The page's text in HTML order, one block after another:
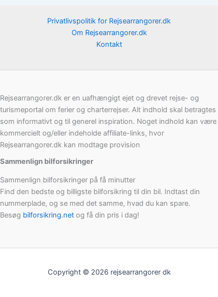
Privatlivspolitik for Rejsearrangorer.dk
Om Rejsearrangorer.dk
Kontakt
Rejsearrangorer.dk er en uafhængigt ejet og drevet rejse- og
turismeportal om ferier og charterrejser. Alt indhold skal betragtes
som informativt og til generel inspiration. Noget indhold kan være
kommercielt og/eller indeholde affiliate-links, hvor
Rejsearrangorer.dk kan modtage provision
Sammenlign bilforsikringer
Sammenlign bilforsikringer på få minutter
Find den bedste og billigste bilforsikring til din bil. Indtast din
nummerplade, og se med det samme, hvad du kan spare.
Besøg bilforsikring.net og få din pris i dag!
Copyright © 2026 rejsearrangorer dk